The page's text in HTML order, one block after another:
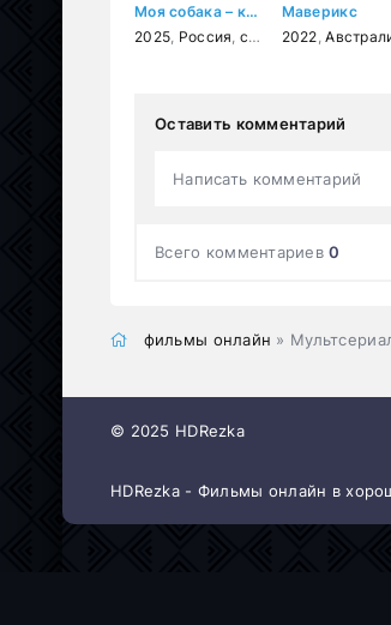
Моя собака – космонавт
2025 Россия семейный ,
Маверикс
2022 ,
Оставить комментарий
Написать комментарий
Всего комментариев0
фильмы онлайн »
© 2025 HDRezka
HDRezka - Фильмы онлайн в